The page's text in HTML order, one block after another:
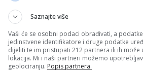
Saznajte više
Vaši će se osobni podaci obrađivati, a
jedinstvene identifikatore i druge podatke
dijeliti te im pristupati 212 partnera ili ih
lokacija. Mi i naši partneri možemo
geolociranju. Popis partnera.